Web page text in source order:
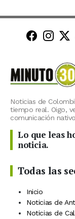
Noticias de
tiempo real. Oigo,
comunicación
Lo que leas
noticia.
Todas las
Inicio
Noticias de
Noticias de